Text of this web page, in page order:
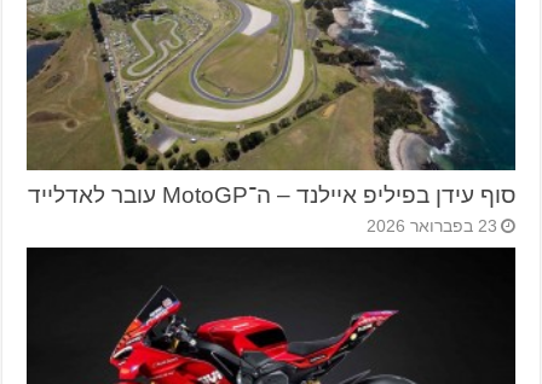
סוף עידן בפיליפ איילנד – ה־MotoGP עובר לאדלייד
23 בפברואר 2026